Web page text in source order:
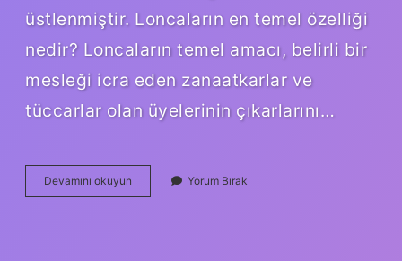
üstlenmiştir. Loncaların en temel özelliği
nedir? Loncaların temel amacı, belirli bir
mesleği icra eden zanaatkarlar ve
tüccarlar olan üyelerinin çıkarlarını…
Devamını okuyun
Teşkilatının
Yorum Bırak